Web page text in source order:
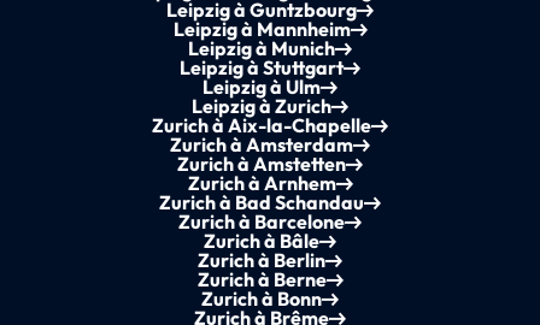
Leipzig à Guntzbourg
Leipzig à Mannheim
Leipzig à Munich
Leipzig à Stuttgart
Leipzig à Ulm
Leipzig à Zurich
Zurich à Aix-la-Chapelle
Zurich à Amsterdam
Zurich à Amstetten
Zurich à Arnhem
Zurich à Bad Schandau
Zurich à Barcelone
Zurich à Bâle
Zurich à Berlin
Zurich à Berne
Zurich à Bonn
Zurich à Brême